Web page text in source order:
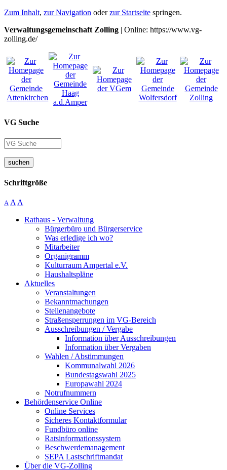
Zum Inhalt, zur Navigation oderzur Startseite springen.
Verwaltungsgemeinschaft Zolling | Online: https://www.vg-
zolling.de/
VG Suche
suchen
Schriftgröße
A A A
Rathaus - Verwaltung
Bürgerbüro und Bürgerservice
Was erledige ich wo?
Mitarbeiter
Organigramm
Kulturraum Ampertal e.V.
Haushaltspläne
Aktuelles
Veranstaltungen
Bekanntmachungen
Stellenangebote
Straßensperrungen im VG-Bereich
Ausschreibungen / Vergabe
Information über Ausschreibungen
Information über Vergaben
Wahlen / Abstimmungen
Kommunalwahl 2026
Bundestagswahl 2025
Europawahl 2024
Notrufnummern
Behördenservice Online
Online Services
Sicheres Kontaktformular
Fundbüro online
Ratsinformationssystem
Beschwerdemanagement
SEPA Lastschriftmandat
Über die VG-Zolling